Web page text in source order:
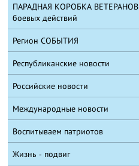
ПАРАДНАЯ КОРОБКА ВЕТЕРАНОВ
боевых действий
Регион СОБЫТИЯ
Республиканские новости
Российские новости
Международные новости
Воспитываем патриотов
Жизнь - подвиг